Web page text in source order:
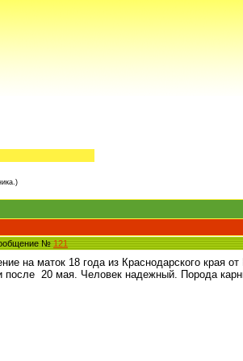
№ 121
на маток 18 года из Краснодарского края
после 20 мая. Человек надежный. Порода